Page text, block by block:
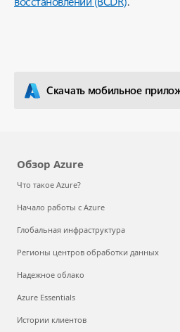
Скачать мобильное
Обзор Azure
Что такое Azure?
Начало работы с Azure
Глобальная инфраструктура
Регионы центров обработки данных
Надежное облако
Azure Essentials
Истории клиентов